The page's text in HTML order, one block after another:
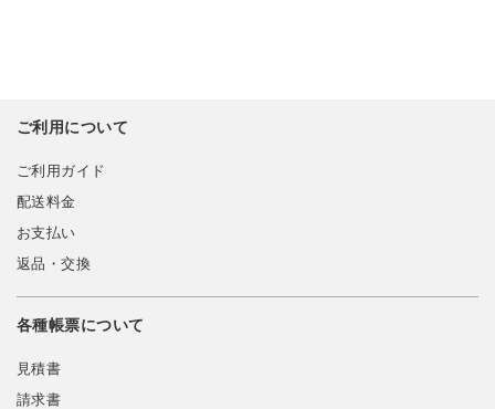
ご利用について
ご利用ガイド
配送料金
お支払い
返品・交換
各種帳票について
見積書
請求書